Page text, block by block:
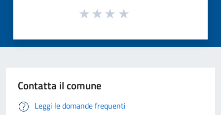
Contatta il comune
Leggi le domande frequenti